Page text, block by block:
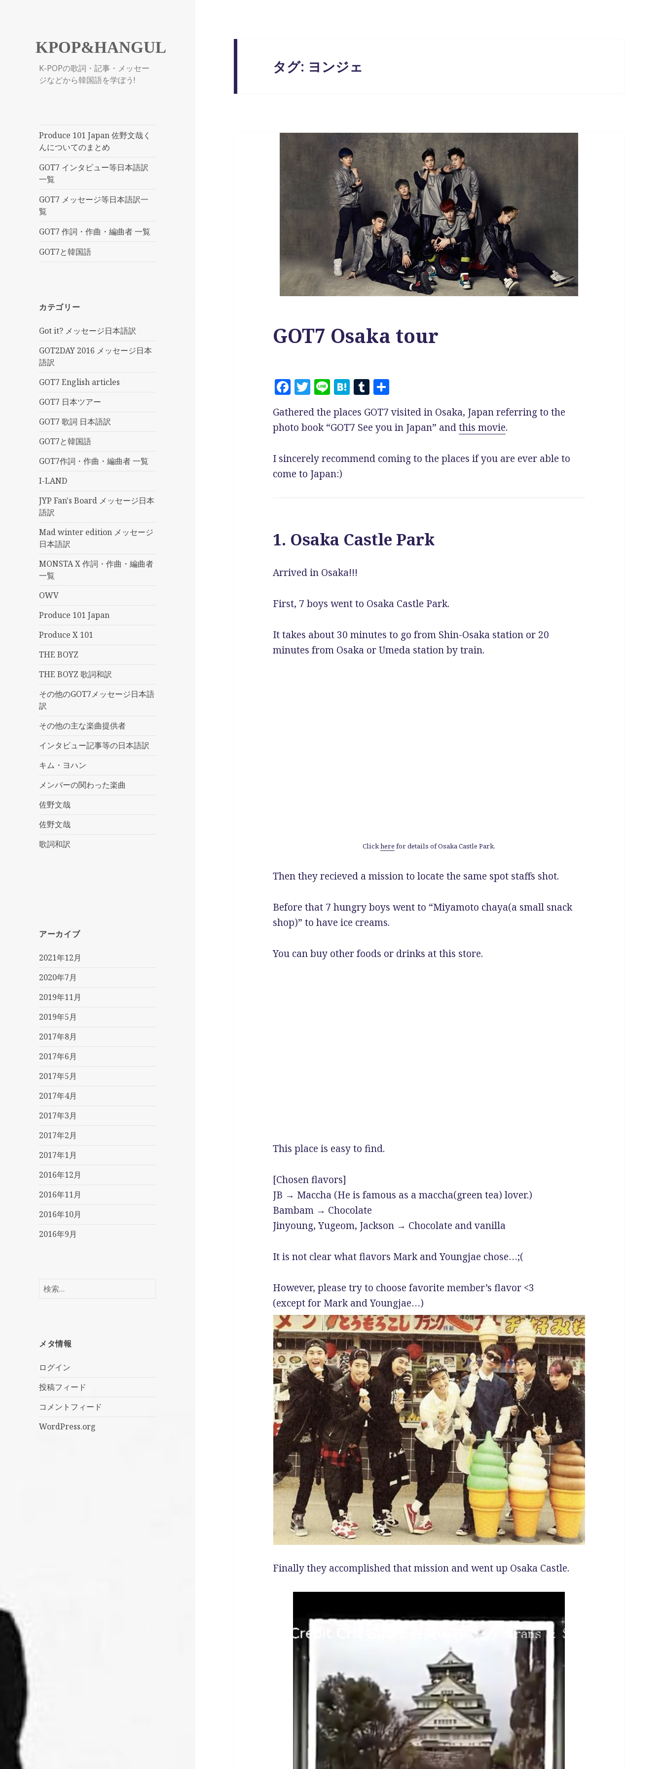
KPOP&HANGUL
K-POPの歌詞・記事・メッセー
ジなどから韓国語を学ぼう!
Produce 101 Japan 佐野文哉く
んについてのまとめ
GOT7 インタビュー等日本語訳
一覧
GOT7 メッセージ等日本語訳一
覧
GOT7 作詞・作曲・編曲者 一覧
GOT7と韓国語
カテゴリー
Got it? メッセージ日本語訳
GOT2DAY 2016 メッセージ日本
語訳
GOT7 English articles
GOT7 日本ツアー
GOT7 歌詞 日本語訳
GOT7と韓国語
GOT7作詞・作曲・編曲者 一覧
I-LAND
JYP Fan's Board メッセージ日本
語訳
Mad winter edition メッセージ
日本語訳
MONSTA X 作詞・作曲・編曲者
一覧
OWV
Produce 101 Japan
Produce X 101
THE BOYZ
THE BOYZ 歌詞和訳
その他のGOT7メッセージ日本語
訳
その他の主な楽曲提供者
インタビュー記事等の日本語訳
キム・ヨハン
メンバーの関わった楽曲
佐野文哉
佐野文哉
歌詞和訳
アーカイブ
2021年12月
2020年7月
2019年11月
2019年5月
2017年8月
2017年6月
2017年5月
2017年4月
2017年3月
2017年2月
2017年1月
2016年12月
2016年11月
2016年10月
2016年9月
検
索:
メタ情報
ログイン
投稿フィード
コメントフィード
WordPress.org
タグ: ヨンジェ
GOT7 Osaka tour
F
c
e
o
o
T
w
it
te
r
Li
n
e
H
e
n
T
m
bl
r
有
Gathered the places GOT7 visited in Osaka, Japan referring to the
photo book “GOT7 See you in Japan” andthis movie.
I sincerely recommend coming to the places if you are ever able to
come to Japan:)
1. Osaka Castle Park
Arrived in Osaka!!!
First, 7 boys went to Osaka Castle Park.
It takes about 30 minutes to go from Shin-Osaka station or 20
minutes from Osaka or Umeda station by train.
Clickhere for details of Osaka Castle Park.
Then they recieved a mission to locate the same spot staffs shot.
Before that 7 hungry boys went to “Miyamoto chaya(a small snack
shop)” to have ice creams.
You can buy other foods or drinks at this store.
This place is easy to find.
[Chosen flavors]
JB → Maccha (He is famous as a maccha(green tea) lover.)
Bambam → Chocolate
Jinyoung, Yugeom, Jackson → Chocolate and vanilla
It is not clear what flavors Mark and Youngjae chose…;(
However, please try to choose favorite member’s flavor <3
(except for Mark and Youngjae…)
Finally they accomplished that mission and went up Osaka Castle.